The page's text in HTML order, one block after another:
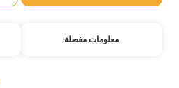
معلومات مفصلة